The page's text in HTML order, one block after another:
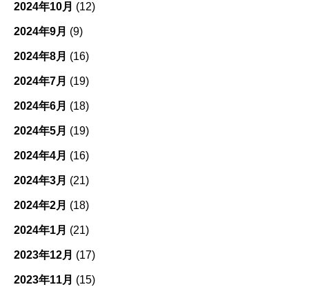
2024年10月 (12)
2024年9月 (9)
2024年8月 (16)
2024年7月 (19)
2024年6月 (18)
2024年5月 (19)
2024年4月 (16)
2024年3月 (21)
2024年2月 (18)
2024年1月 (21)
2023年12月 (17)
2023年11月 (15)